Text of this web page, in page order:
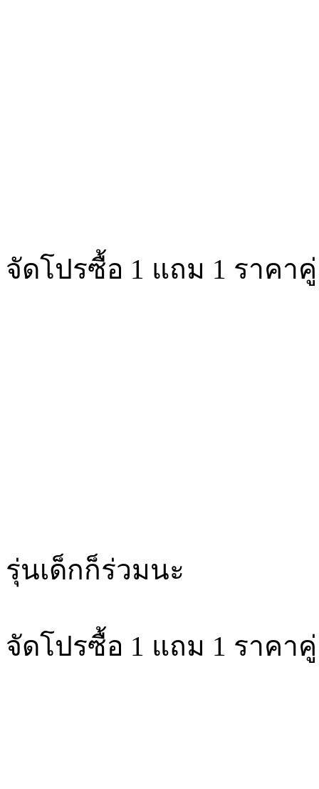
จัดโปรซื้อ 1 แถม 1 ราคาคู่
รุ่นเด็กก็ร่วมนะ
จัดโปรซื้อ 1 แถม 1 ราคาคู่